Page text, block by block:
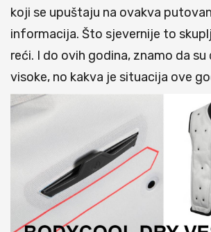
koji se upuštaju na ovakva
informacija. Što sjevernije to
reći. I do ovih godina, znamo da su
visoke, no kakva je situacija ove